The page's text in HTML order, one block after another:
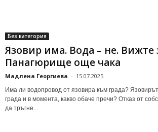
Без категория
Язовир има. Вода – не. Вижте
Панагюрище още чака
Мадлена Георгиева - 15.07.2025
Има ли водопровод от язовира към града?
града и в момента, какво обаче пречи? Отказ от
да тръгне...